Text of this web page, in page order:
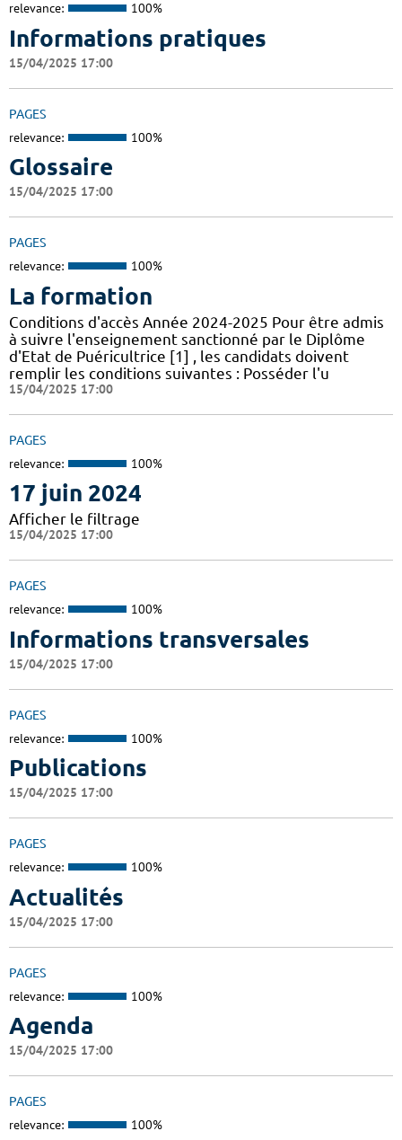
relevance: 100%
Informations pratiques
15/04/2025 17:00
PAGES
relevance: 100%
Glossaire
15/04/2025 17:00
PAGES
relevance: 100%
La formation
Conditions d'accès Année 2024-2025 Pour être admis
à suivre l'enseignement sanctionné par le Diplôme
d'Etat de Puéricultrice [1] , les candidats doivent
remplir les conditions suivantes : Posséder l'u
15/04/2025 17:00
PAGES
relevance: 100%
17 juin 2024
Afficher le filtrage
15/04/2025 17:00
PAGES
relevance: 100%
Informations transversales
15/04/2025 17:00
PAGES
relevance: 100%
Publications
15/04/2025 17:00
PAGES
relevance: 100%
Actualités
15/04/2025 17:00
PAGES
relevance: 100%
Agenda
15/04/2025 17:00
PAGES
relevance: 100%